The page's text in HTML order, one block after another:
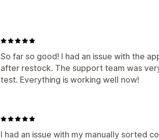
So far so good! I had an issue with the
after restock. The support team was
test. Everything is working well now!
I had an issue with my manually sorted